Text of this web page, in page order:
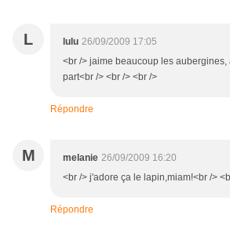
L lulu 26/09/2009 17:05
<br /> jaime beaucoup les
part<br /> <br /> <br />
Répondre
M melanie 26/09/2009 16:20
<br /> j'adore ça le lapin,miam!<br />
Répondre